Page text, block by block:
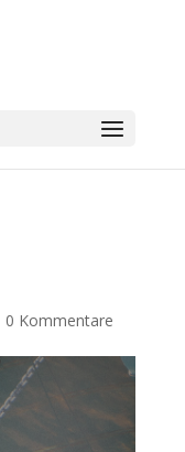
0 Kommentare